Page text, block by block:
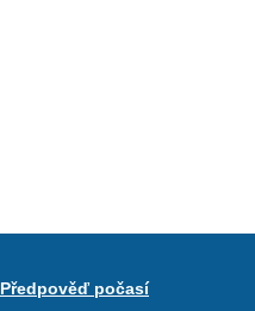
Předpověď počasí